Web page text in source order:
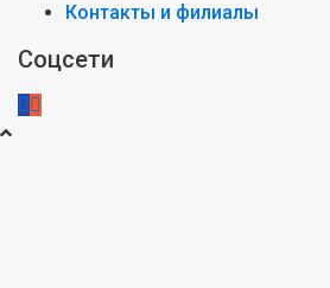
Контакты и филиалы
Соцсети